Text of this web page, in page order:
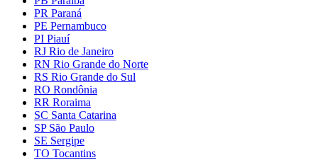
PR Paraná
PE Pernambuco
PI Piauí
RJ Rio de Janeiro
RN Rio Grande do Norte
RS Rio Grande do Sul
RO Rondônia
RR Roraima
SC Santa Catarina
SP São Paulo
SE Sergipe
TO Tocantins